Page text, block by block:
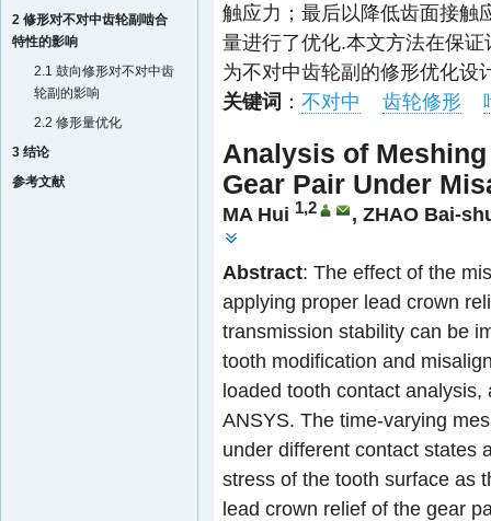
2 修形对不对中齿轮副啮合
特性的影响
2.1 鼓向修形对不对中齿
轮副的影响
2.2 修形量优化
3 结论
参考文献
触应力；最后以降低齿面接触
量进行了优化.本文方法在保
为不对中齿轮副的修形优化设
关键词 ： 不对中 齿轮修形
Analysis of
Gear Pair Under
MA Hui 1,2 , ZHAO Bai-
Abstract: The effect of the
applying proper lead crown
transmission stability can be
tooth modification and
loaded tooth contact
ANSYS. The time-varying
under different contact states
stress of the tooth surface as
lead crown relief of the gear